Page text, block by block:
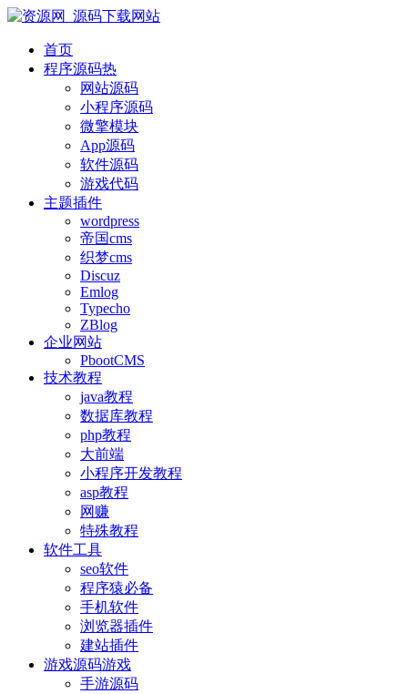
首页
程序源码热
网站源码
小程序源码
微擎模块
App源码
软件源码
游戏代码
主题插件
wordpress
帝国cms
织梦cms
Discuz
Emlog
Typecho
ZBlog
企业网站
PbootCMS
技术教程
java教程
数据库教程
php教程
大前端
小程序开发教程
asp教程
网赚
特殊教程
软件工具
seo软件
程序猿必备
手机软件
浏览器插件
建站插件
游戏源码游戏
手游源码